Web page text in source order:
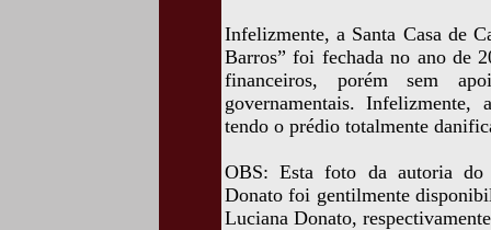
Infelizmente, a Santa Casa de
Barros” foi fechada no ano de
financeiros, porém sem
governamentais. Infelizmente,
tendo o prédio totalmente
OBS: Esta foto da autoria do
Donato foi gentilmente
Luciana Donato,